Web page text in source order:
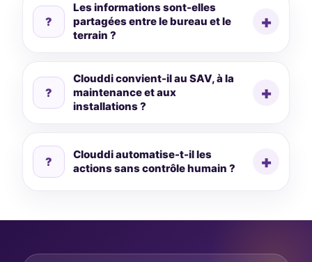
?
Les informations sont-elles
partagées entre le bureau et le
terrain ?
?
Clouddi convient-il au SAV, à la
maintenance et aux
installations ?
?
Clouddi automatise-t-il les
actions sans contrôle humain ?